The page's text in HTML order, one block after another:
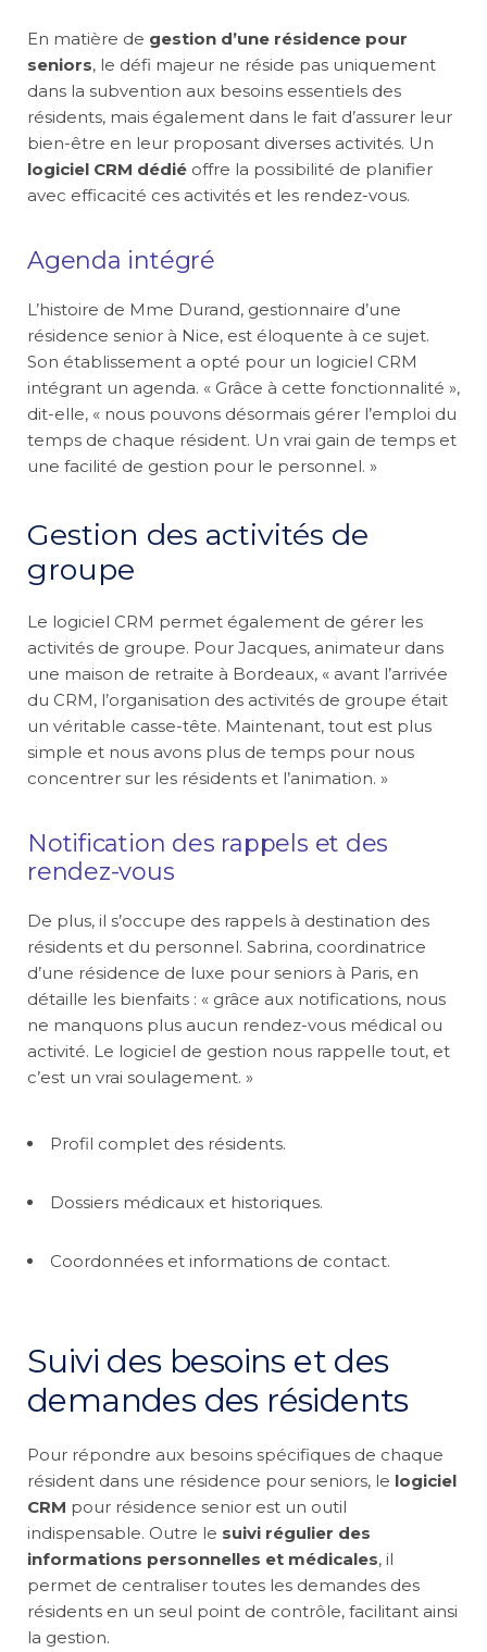
En matière de gestion d’une résidence pour
seniors, le défi majeur ne réside pas uniquement
dans la subvention aux besoins essentiels des
résidents, mais également dans le fait d’assurer leur
bien-être en leur proposant diverses activités. Un
logiciel CRM dédié offre la possibilité de planifier
avec efficacité ces activités et les rendez-vous.
Agenda intégré
L’histoire de Mme Durand, gestionnaire d’une
résidence senior à Nice, est éloquente à ce sujet.
Son établissement a opté pour un logiciel CRM
intégrant un agenda. « Grâce à cette fonctionnalité »,
dit-elle, « nous pouvons désormais gérer l’emploi du
temps de chaque résident. Un vrai gain de temps et
une facilité de gestion pour le personnel. »
Gestion des activités de
groupe
Le logiciel CRM permet également de gérer les
activités de groupe. Pour Jacques, animateur dans
une maison de retraite à Bordeaux, « avant l’arrivée
du CRM, l’organisation des activités de groupe était
un véritable casse-tête. Maintenant, tout est plus
simple et nous avons plus de temps pour nous
concentrer sur les résidents et l’animation. »
Notification des rappels et des
rendez-vous
De plus, il s’occupe des rappels à destination des
résidents et du personnel. Sabrina, coordinatrice
d’une résidence de luxe pour seniors à Paris, en
détaille les bienfaits : « grâce aux notifications, nous
ne manquons plus aucun rendez-vous médical ou
activité. Le logiciel de gestion nous rappelle tout, et
c’est un vrai soulagement. »
Profil complet des résidents.
Dossiers médicaux et historiques.
Coordonnées et informations de contact.
Suivi des besoins et des
demandes des résidents
Pour répondre aux besoins spécifiques de chaque
résident dans une résidence pour seniors, le logiciel
CRM pour résidence senior est un outil
indispensable. Outre le suivi régulier des
informations personnelles et médicales, il
permet de centraliser toutes les demandes des
résidents en un seul point de contrôle, facilitant ainsi
la gestion.